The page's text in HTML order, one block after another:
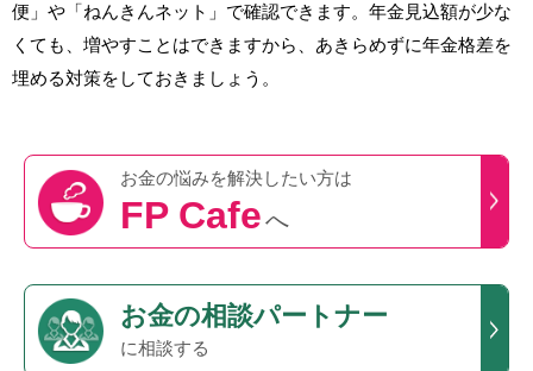
便」や「ねんきんネット」で確認できます。年金見込額が少な
くても、増やすことはできますから、あきらめずに年金格差を
埋める対策をしておきましょう。
お金の悩みを解決したい方は
FP Cafeへ
お金の相談パートナー
に相談する